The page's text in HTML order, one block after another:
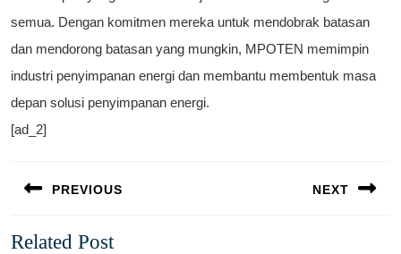
semua. Dengan komitmen mereka untuk mendobrak batasan
dan mendorong batasan yang mungkin, MPOTEN memimpin
industri penyimpanan energi dan membantu membentuk masa
depan solusi penyimpanan energi.
[ad_2]
navigation
PREVIOUS NEXT
Related Post